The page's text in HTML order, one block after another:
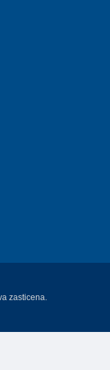
zasticena.